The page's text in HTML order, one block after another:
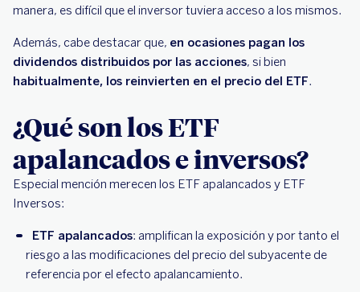
manera, es difícil que el inversor tuviera acceso a los mismos.
Además, cabe destacar que, en ocasiones pagan los
dividendos distribuidos por las acciones, si bien
habitualmente, los reinvierten en el precio del ETF.
¿Qué son los ETF
apalancados e inversos?
Especial mención merecen los ETF apalancados y ETF
Inversos:
ETF apalancados: amplifican la exposición y por tanto el
riesgo a las modificaciones del precio del subyacente de
referencia por el efecto apalancamiento.